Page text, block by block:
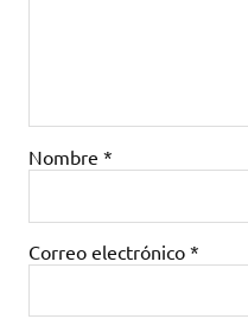
Nombre *
Correo electrónico *